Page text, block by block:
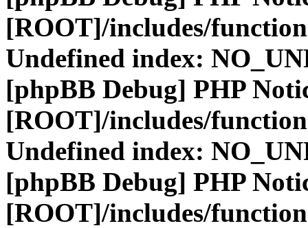
[ROOT]/includes/
Undefined index:
[phpBB Debug] PHP
[ROOT]/includes/
Undefined index:
[phpBB Debug] PHP
[ROOT]/includes/